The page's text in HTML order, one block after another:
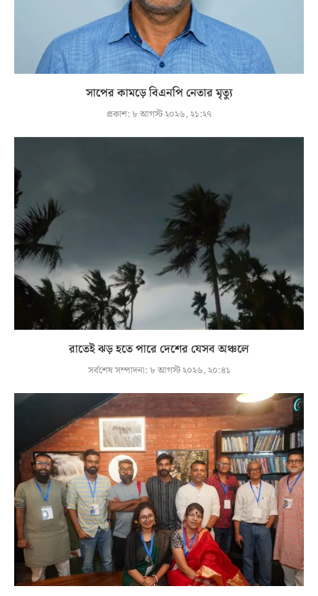
সাপের কামড়ে বিএনপি নেতার মৃত্যু
প্রকাশ: ৮ আগস্ট ২০২৬, ২১:২৭
রাতেই ঝড় হতে পারে দেশের যেসব অঞ্চলে
সর্বশেষ সম্পাদনা: ৮ আগস্ট ২০২৬, ২০:৪১